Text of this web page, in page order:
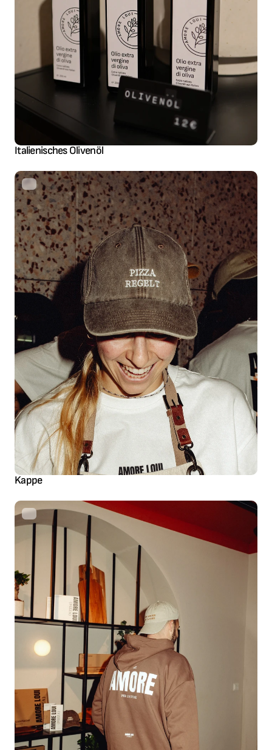
Italienisches Olivenöl
Kappe